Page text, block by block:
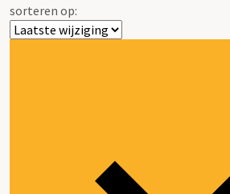
sorteren op: